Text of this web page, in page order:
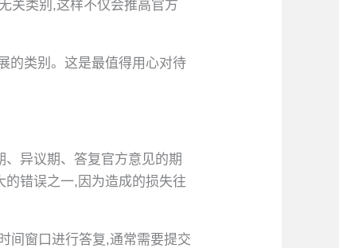
关类别,这样不仅会推高官方
的类别。这是最值得用心对待
异议期、答复官方意见的期
错误之一,因为造成的损失往
间窗口进行答复,通常需要提交